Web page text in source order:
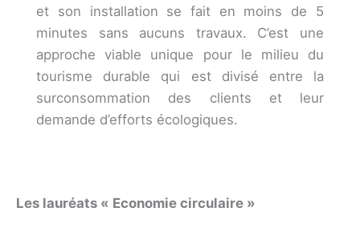
et son installation se fait en moins de 5
minutes sans aucuns travaux. C’est une
approche viable unique pour le milieu du
tourisme durable qui est divisé entre la
surconsommation des clients et leur
demande d’efforts écologiques.
Les lauréats « Economie circulaire »